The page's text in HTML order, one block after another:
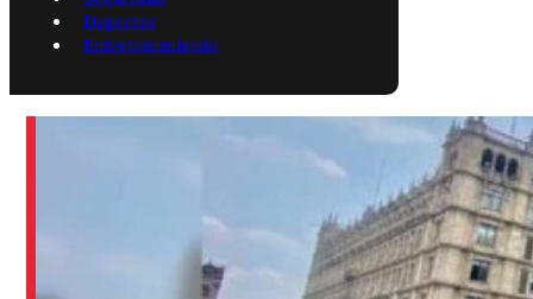
Deportes
Entretenimiento